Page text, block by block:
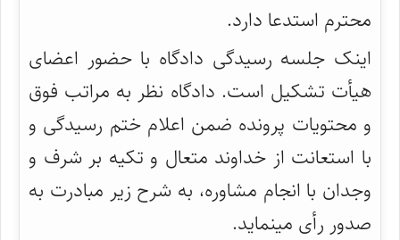
محترم استدعا دارد.
اینک جلسه رسیدگی دادگاه با حضور اعضای
هیأت تشکیل است. دادگاه نظر به مراتب فوق
و محتویات پرونده ضمن اعلام ختم رسیدگی و
با استعانت از خداوند متعال و تکیه بر شرف و
وجدان با انجام مشاوره، به شرح زیر مبادرت به
صدور رأی مینماید.